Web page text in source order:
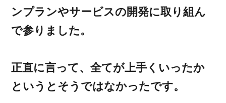
ンプランやサービスの開発に取り組ん
で参りました。
正直に言って、全てが上手くいったか
というとそうではなかったです。